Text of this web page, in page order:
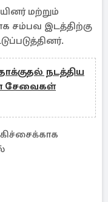
மற்றும்
சம்பவ இடத்திற்கு
நடத்திய
சேவைகள்